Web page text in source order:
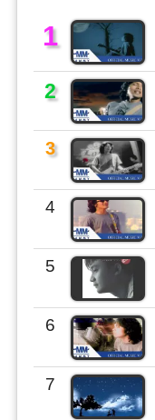
1
2
3
4
5
6
7